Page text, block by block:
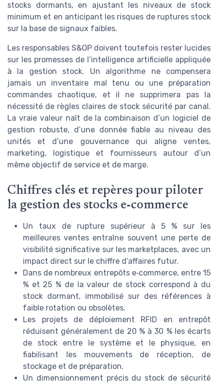
stocks dormants, en ajustant les niveaux de stock
minimum et en anticipant les risques de ruptures stock
sur la base de signaux faibles.
Les responsables S&OP doivent toutefois rester lucides
sur les promesses de l’intelligence artificielle appliquée
à la gestion stock. Un algorithme ne compensera
jamais un inventaire mal tenu ou une préparation
commandes chaotique, et il ne supprimera pas la
nécessité de règles claires de stock sécurité par canal.
La vraie valeur naît de la combinaison d’un logiciel de
gestion robuste, d’une donnée fiable au niveau des
unités et d’une gouvernance qui aligne ventes,
marketing, logistique et fournisseurs autour d’un
même objectif de service et de marge.
Chiffres clés et repères pour piloter
la gestion des stocks e‑commerce
Un taux de rupture supérieur à 5 % sur les
meilleures ventes entraîne souvent une perte de
visibilité significative sur les marketplaces, avec un
impact direct sur le chiffre d’affaires futur.
Dans de nombreux entrepôts e‑commerce, entre 15
% et 25 % de la valeur de stock correspond à du
stock dormant, immobilisé sur des références à
faible rotation ou obsolètes.
Les projets de déploiement RFID en entrepôt
réduisent généralement de 20 % à 30 % les écarts
de stock entre le système et le physique, en
fiabilisant les mouvements de réception, de
stockage et de préparation.
Un dimensionnement précis du stock de sécurité